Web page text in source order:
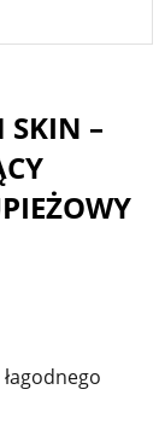
SKIN –